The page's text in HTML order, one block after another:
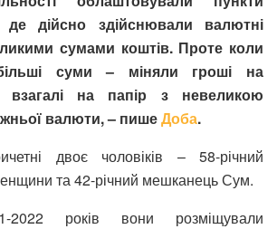
дійсно здійснювали валютні
сумами коштів. Проте коли
суми – міняли гроші на
на папір з невеликою
валюти, – пишеДоба.
двоє чоловіків – 58-річний
та 42-річний мешканець Сум.
2022 років вони розміщували